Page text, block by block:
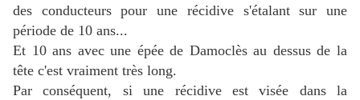
des conducteurs pour une récidive s'étalant sur une
période de 10 ans...
Et 10 ans avec une épée de Damoclès au dessus de la
tête c'est vraiment très long.
Par conséquent, si une récidive est visée dans la